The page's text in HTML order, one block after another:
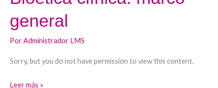
general
PorAdministrador LMS
Sorry, but you do not have permission to view this content.
Leer más »